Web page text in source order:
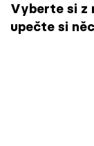
Vyberte si z
upečte si